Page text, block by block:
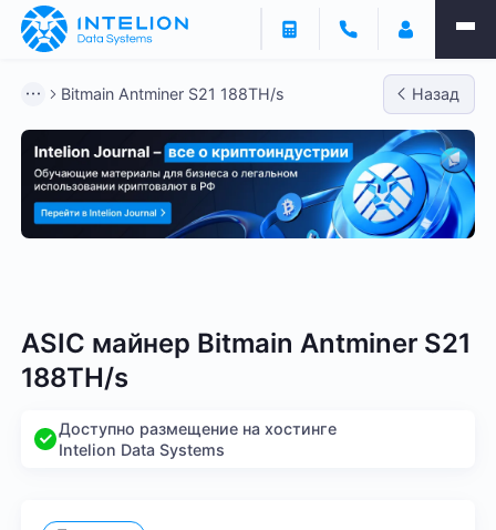
Bitmain Antminer S21 188TH/s Назад
ASIC майнер Bitmain Antminer S21
188TH/s
Доступно размещение на хостинге
Intelion Data Systems